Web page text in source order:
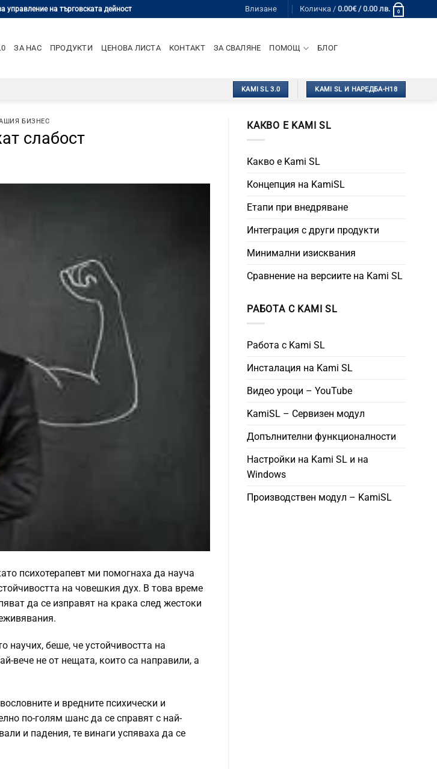
управление на търговската дейност Влизане Количка / 0.00€/ 0.00 лв. 0
ЗА НАС ПРОДУКТИ ЦЕНОВА ЛИСТА КОНТАКТ ЗА СВАЛЯНЕ ПОМОЩ БЛОГ
KAMI SL 3.0 KAMI SL И НАРЕДБА-Н18
БИЗНЕС
слабост
психотерапевт ми помогнаха да науча
на човешкия дух. В това време
да се изправят на крака след жестоки
научих, беше, че устойчивостта на
вече не от нещата, които са направили, а
и вредните психически и
по-голям шанс да се справят с най-
и падения, те винаги успяваха да се
КАКВО Е KAMI SL
Какво е Kami SL
Концепция на KamiSL
Етапи при внедряване
Интеграция с други продукти
Минимални изисквания
Сравнение на версиите на Kami SL
РАБОТА С KAMI SL
Работа с Kami SL
Инсталация на Kami SL
Видео уроци – YouTube
KamiSL – Сервизен модул
Допълнителни функционалности
Настройки на Kami SL и на
Windows
Производствен модул – KamiSL